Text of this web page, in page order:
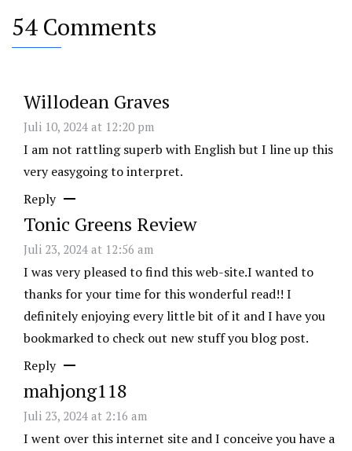
54 Comments
Willodean Graves
Juli 10, 2024 at 12:20 pm
I am not rattling superb with English but I line up this
very easygoing to interpret.
Reply
Tonic Greens Review
Juli 23, 2024 at 12:56 am
I was very pleased to find this web-site.I wanted to
thanks for your time for this wonderful read!! I
definitely enjoying every little bit of it and I have you
bookmarked to check out new stuff you blog post.
Reply
mahjong118
Juli 23, 2024 at 2:16 am
I went over this internet site and I conceive you have a